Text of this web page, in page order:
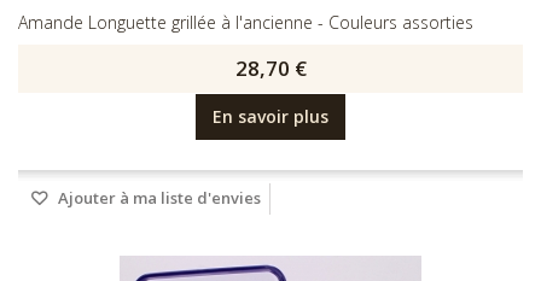
Amande Longuette grillée à l'ancienne - Couleurs assorties
28,70 €
En savoir plus
Ajouter à ma liste d'envies